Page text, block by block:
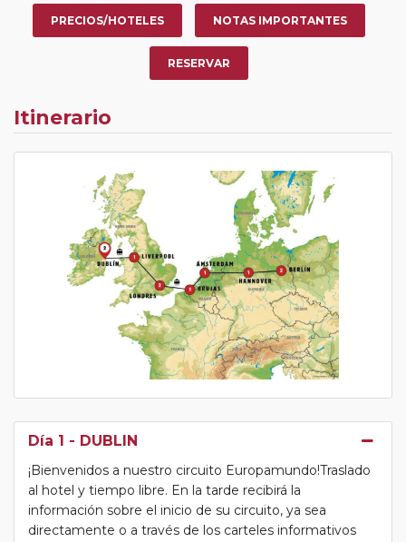
PRECIOS/HOTELES NOTAS IMPORTANTES
RESERVAR
Itinerario
Día 1 - DUBLIN
¡Bienvenidos a nuestro circuito Europamundo!Traslado
al hotel y tiempo libre. En la tarde recibirá la
información sobre el inicio de su circuito, ya sea
directamente o a través de los carteles informativos